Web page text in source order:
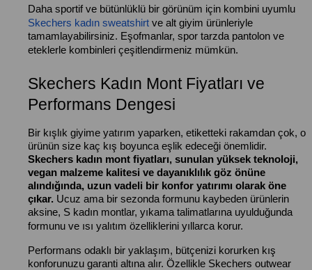
Daha sportif ve bütünlüklü bir görünüm için kombini uyumlu
Skechers kadın sweatshirt ve alt giyim ürünleriyle
tamamlayabilirsiniz. Eşofmanlar, spor tarzda pantolon ve
eteklerle kombinleri çeşitlendirmeniz mümkün.
Skechers Kadın Mont Fiyatları ve
Performans Dengesi
Bir kışlık giyime yatırım yaparken, etiketteki rakamdan çok, o
ürünün size kaç kış boyunca eşlik edeceği önemlidir.
Skechers kadın mont fiyatları, sunulan yüksek teknoloji,
vegan malzeme kalitesi ve dayanıklılık göz önüne
alındığında, uzun vadeli bir konfor yatırımı olarak öne
çıkar. Ucuz ama bir sezonda formunu kaybeden ürünlerin
aksine, S kadın montlar, yıkama talimatlarına uyulduğunda
formunu ve ısı yalıtım özelliklerini yıllarca korur.
Performans odaklı bir yaklaşım, bütçenizi korurken kış
konforunuzu garanti altına alır. Özellikle Skechers outwear